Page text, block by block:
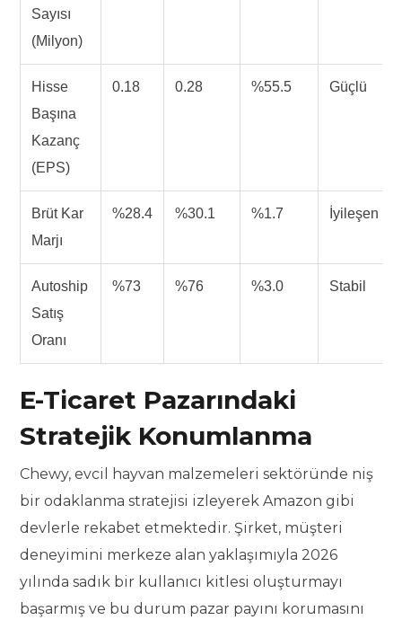
Sayısı
(Milyon)
Hisse
Başına
Kazanç
(EPS)
0.18 0.28 %55.5 Güçlü
Brüt Kar
Marjı
%28.4 %30.1 %1.7 İyileşen
Autoship
Satış
Oranı
%73 %76 %3.0 Stabil
E-Ticaret Pazarındaki
Stratejik Konumlanma
Chewy, evcil hayvan malzemeleri sektöründe niş
bir odaklanma stratejisi izleyerek Amazon gibi
devlerle rekabet etmektedir. Şirket, müşteri
deneyimini merkeze alan yaklaşımıyla 2026
yılında sadık bir kullanıcı kitlesi oluşturmayı
başarmış ve bu durum pazar payını korumasını